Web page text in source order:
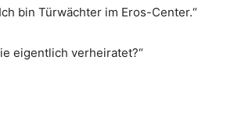
bin Türwächter im Eros-Center.“
eigentlich verheiratet?“